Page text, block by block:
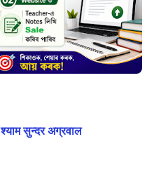
श्याम सुन्दर अग्रवाल